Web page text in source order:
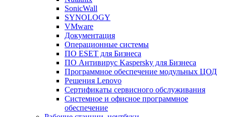
SonicWall
SYNOLOGY
VMware
Документация
Операционные системы
ПО ESET для Бизнеса
ПО Антивирус Kaspersky для Бизнеса
Программное обеспечение модульных ЦОД
Решения Lenovo
Сертификаты сервисного обслуживания
Системное и офисное программное
обеспечение